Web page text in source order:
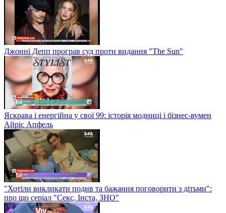
Джонні Депп програв суд проти видання "The Sun"
Яскрава і енергійна у свої 99: історія модниці і бізнес-вумен
Айріс Апфель
"Хотіли викликати подив та бажання поговорити з дітьми":
про що серіал "Секс, Інста, ЗНО"